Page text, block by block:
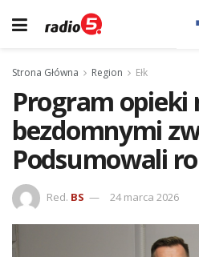
Strona Główna Region Ełk
Program opieki
bezdomnymi
Podsumowali
Red. BS 24 marca 2026